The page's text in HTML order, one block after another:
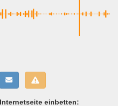
einbetten: